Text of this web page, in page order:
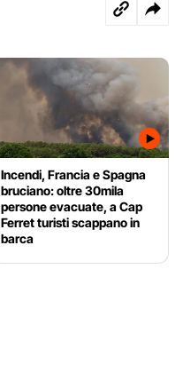
Incendi, Francia e Spagna
bruciano: oltre 30mila
persone evacuate, a Cap
Ferret turisti scappano in
barca